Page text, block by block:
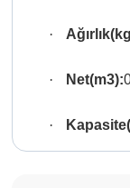
·
· Net(m3):
·